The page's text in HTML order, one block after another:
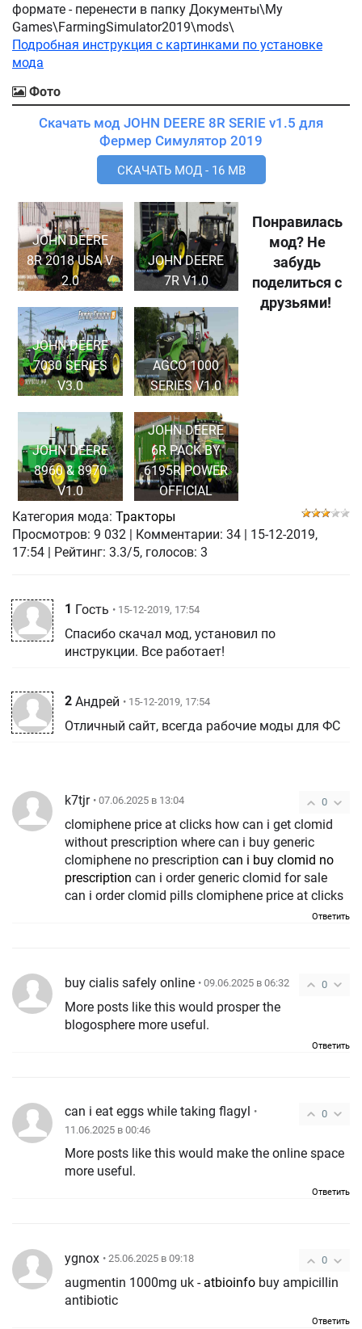
формате - перенести в папку Документы\My
Games\FarmingSimulator2019\mods\
Подробная инструкция с картинками по установке
мода
Фото
Скачать мод JOHN DEERE 8R SERIE v1.5 для
Фермер Симулятор 2019
СКАЧАТЬ МОД - 16 MB
JOHN DEERE
8R 2018 USA V
2.0
JOHN DEERE
7R V1.0
JOHN DEERE
7030 SERIES
V3.0
AGCO 1000
SERIES V1.0
JOHN DEERE
8960 & 8970
V1.0
JOHN DEERE
6R PACK BY
6195R POWER
OFFICIAL
Понравилась
мод? Не
забудь
поделиться с
друзьями!
Категория мода: Тракторы
Просмотров: 9 032 Комментарии: 34
15-12-2019,
17:54
| Рейтинг: 3.3/5, голосов: 3
1 Гость • 15-12-2019, 17:54
Спасибо скачал мод, установил по
инструкции. Все работает!
2 Андрей • 15-12-2019, 17:54
Отличный сайт, всегда рабочие моды для ФС
0
k7tjr • 07.06.2025 в 13:04
clomiphene price at clicks how can i get clomid
without prescription where can i buy generic
clomiphene no prescription can i buy clomid no
prescription can i order generic clomid for sale
can i order clomid pills clomiphene price at clicks
Ответить
0
buy cialis safely online • 09.06.2025 в 06:32
More posts like this would prosper the
blogosphere more useful.
Ответить
0
can i eat eggs while taking flagyl •
11.06.2025 в 00:46
More posts like this would make the online space
more useful.
Ответить
0
ygnox • 25.06.2025 в 09:18
augmentin 1000mg uk - atbioinfo buy ampicillin
antibiotic
Ответить